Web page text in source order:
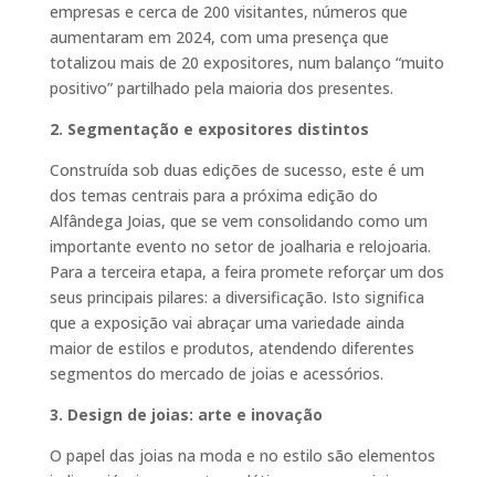
empresas e cerca de 200 visitantes, números que
aumentaram em 2024, com uma presença que
totalizou mais de 20 expositores, num balanço “muito
positivo” partilhado pela maioria dos presentes.
2. Segmentação e expositores distintos
Construída sob duas edições de sucesso, este é um
dos temas centrais para a próxima edição do
Alfândega Joias, que se vem consolidando como um
importante evento no setor de joalharia e relojoaria.
Para a terceira etapa, a feira promete reforçar um dos
seus principais pilares: a diversificação. Isto significa
que a exposição vai abraçar uma variedade ainda
maior de estilos e produtos, atendendo diferentes
segmentos do mercado de joias e acessórios.
3. Design de joias: arte e inovação
O papel das joias na moda e no estilo são elementos